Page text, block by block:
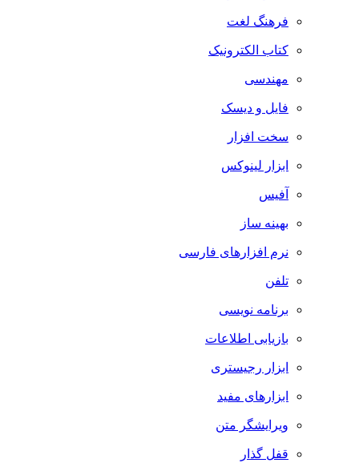
فرهنگ لغت
کتاب الکترونیک
مهندسی
فایل و دیسک
سخت افزار
ابزار لینوکس
آفیس
بهینه ساز
نرم افزارهای فارسی
تلفن
برنامه نویسی
بازیابی اطلاعات
ابزار رجیستری
ابزارهای مفید
ویرایشگر متن
قفل گذار